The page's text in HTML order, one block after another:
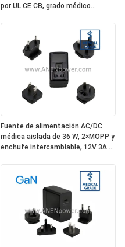
por UL CE CB, grado médico
Fuente de alimentación AC/DC
médica aislada de 36 W, 2×MOPP y
enchufe intercambiable, 12V 3A /